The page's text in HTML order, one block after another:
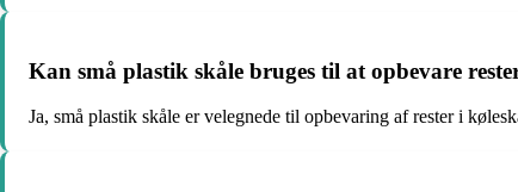
Kan små plastik skåle bruges til at opbevare
Ja, små plastik skåle er velegnede til opbevaring af rester i